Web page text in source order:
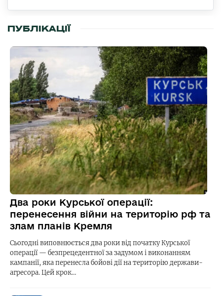
ПУБЛІКАЦІЇ
Два роки Курської операції:
перенесення війни на територію рф та
злам планів Кремля
Сьогодні виповнюється два роки від початку Курської
операції — безпрецедентної за задумом і виконанням
кампанії, яка перенесла бойові дії на територію держави-
агресора. Цей крок…